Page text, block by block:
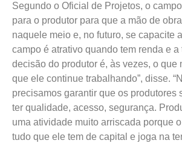
Segundo o Oficial de Projetos, o
para o produtor para que a mão de
naquele meio e, no futuro, se capacite
campo é atrativo quando tem renda e a
decisão do produtor é, às vezes, o que
que ele continue trabalhando”, disse.
precisamos garantir que os produtores
ter qualidade, acesso, segurança.
uma atividade muito arriscada porque
tudo que ele tem de capital e joga na